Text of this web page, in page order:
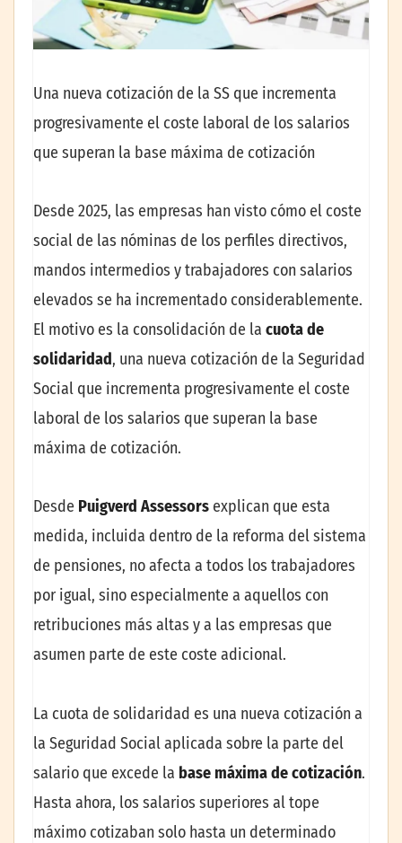
Una nueva cotización de la SS que incrementa
progresivamente el coste laboral de los salarios
que superan la base máxima de cotización
Desde 2025, las empresas han visto cómo el coste
social de las nóminas de los perfiles directivos,
mandos intermedios y trabajadores con salarios
elevados se ha incrementado considerablemente.
El motivo es la consolidación de la cuota de
solidaridad, una nueva cotización de la Seguridad
Social que incrementa progresivamente el coste
laboral de los salarios que superan la base
máxima de cotización.
Desde Puigverd Assessors explican que esta
medida, incluida dentro de la reforma del sistema
de pensiones, no afecta a todos los trabajadores
por igual, sino especialmente a aquellos con
retribuciones más altas y a las empresas que
asumen parte de este coste adicional.
La cuota de solidaridad es una nueva cotización a
la Seguridad Social aplicada sobre la parte del
salario que excede la base máxima de cotización.
Hasta ahora, los salarios superiores al tope
máximo cotizaban solo hasta un determinado